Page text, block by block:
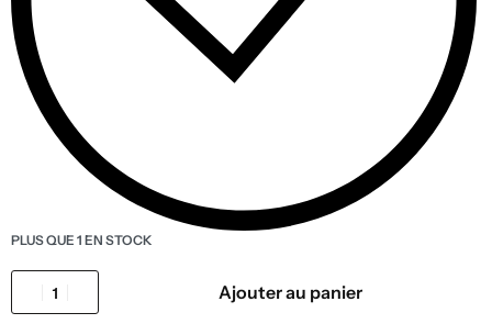
PLUS QUE 1 EN STOCK
Ajouter au panier